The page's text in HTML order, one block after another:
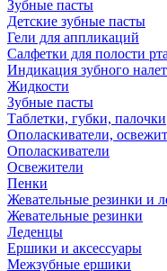
Зубные пасты
Детские зубные пасты
Гели для аппликаций
Салфетки для полости рта
Индикация зубного
Жидкости
Зубные пасты
Таблетки, губки, палочки
Ополаскиватели,
Ополаскиватели
Освежители
Пенки
Жевательные резинки и
Жевательные резинки
Леденцы
Ершики и аксессуары
Межзубные ершики